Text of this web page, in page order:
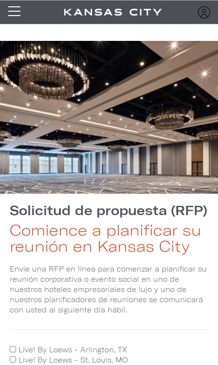
Solicitud de propuesta (RFP)
Comience a planificar su
reunión en Kansas City
Envíe una RFP en línea para comenzar a planificar su
reunión corporativa o evento social en uno de
nuestros hoteles empresariales de lujo y uno de
nuestros planificadores de reuniones se comunicará
con usted al siguiente día hábil.
Live! By Loews - Arlington, TX
Live! By Loews - St. Louis, MO